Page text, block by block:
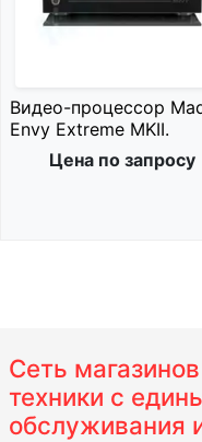
Видео-процессор
Envy Extreme MKII.
Цена по запросу
Сеть
техники с
обслуживания